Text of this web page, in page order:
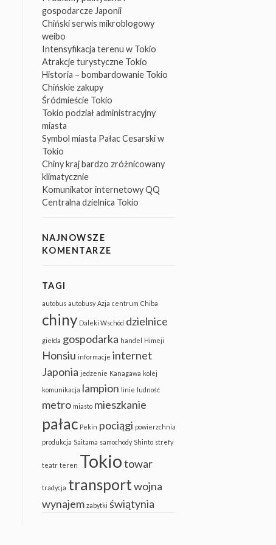
gospodarcze Japonii
Chiński serwis mikroblogowy
weibo
Intensyfikacja terenu w Tokio
Atrakcje turystyczne Tokio
Historia – bombardowanie Tokio
Chińskie zakupy
Śródmieście Tokio
Tokio podział administracyjny
miasta
Symbol miasta Pałac Cesarski w
Tokio
Chiny kraj bardzo zróżnicowany
klimatycznie
Komunikator internetowy QQ
Centralna dzielnica Tokio
NAJNOWSZE
KOMENTARZE
TAGI
autobus autobusy Azja centrum Chiba
chiny Daleki Wschód dzielnice
giełda gospodarka handel Himeji
Honsiu informacje internet
Japonia jedzenie Kanagawa kolej
komunikacja lampion linie ludność
metro miasto mieszkanie
pałac Pekin pociągi powierzchnia
produkcja Saitama samochody Shinto strefy
teatr teren Tokiotowar
tradycja transportwojna
wynajem zabytki świątynia